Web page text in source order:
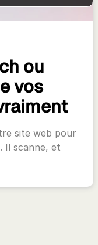
ou
vos
site web pour
Il scanne, et